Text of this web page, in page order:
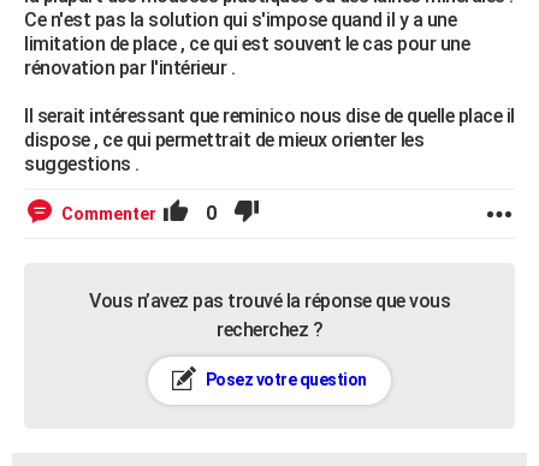
Ce n'est pas la solution qui s'impose quand il y a une
limitation de place , ce qui est souvent le cas pour une
rénovation par l'intérieur .
Il serait intéressant que reminico nous dise de quelle place il
dispose , ce qui permettrait de mieux orienter les
suggestions .
Commenter 0
Vous n’avez pas trouvé la réponse que vous
recherchez ?
Posez votre question